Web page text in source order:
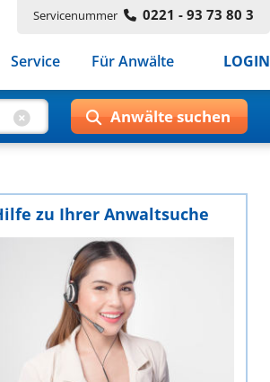
Servicenummer 0221 - 93 73 80 3
Service Für Anwälte LOGIN
zu Ihrer Anwaltsuche